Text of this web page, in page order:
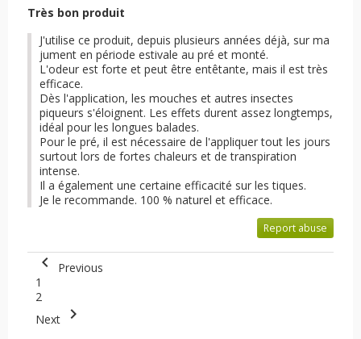
Très bon produit
J'utilise ce produit, depuis plusieurs années déjà, sur ma
jument en période estivale au pré et monté.
L'odeur est forte et peut être entêtante, mais il est très
efficace.
Dès l'application, les mouches et autres insectes
piqueurs s'éloignent. Les effets durent assez longtemps,
idéal pour les longues balades.
Pour le pré, il est nécessaire de l'appliquer tout les jours
surtout lors de fortes chaleurs et de transpiration
intense.
Il a également une certaine efficacité sur les tiques.
Je le recommande. 100 % naturel et efficace.
Report abuse

Previous
1
2
Next
